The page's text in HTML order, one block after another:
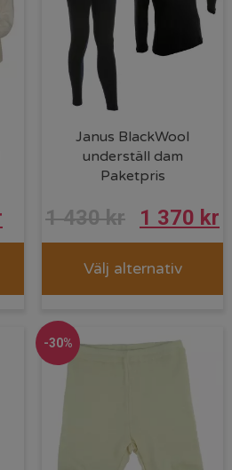
nuvarande
682 kr.
Janus BlackWool
underställ dam
Paketpris
1 430kr
Det
priset
1
430 kr.
1 370 kr
Välj alternativ
-30%